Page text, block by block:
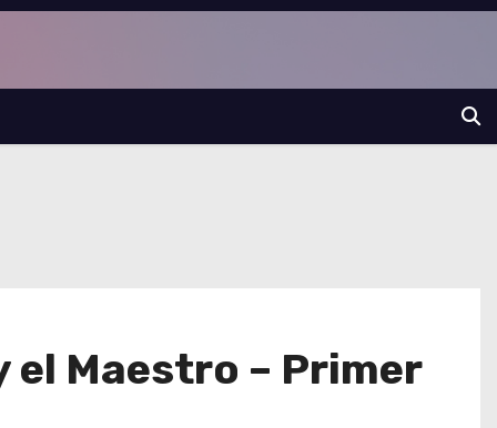
el Maestro – Primer